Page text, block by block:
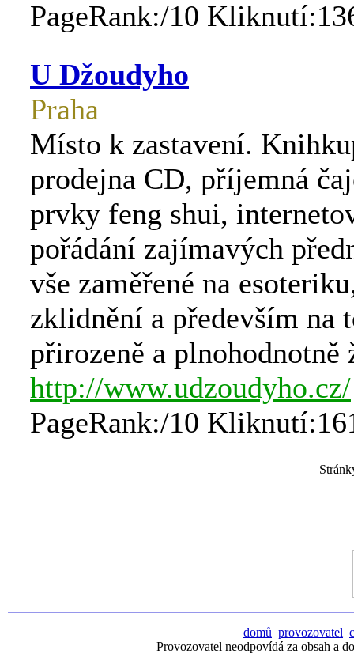
PageRank:/10
U Džoudyho
Praha
Místo k zastavení.
prodejna CD, příjemná
prvky feng shui,
pořádání zajímavých
vše zaměřené na
zklidnění a především na
přirozeně a plnohodnotně
http://www.udzoudyho.cz/
PageRank:/10
domů provozovatel
Provozovatel neodpovídá za obsah a